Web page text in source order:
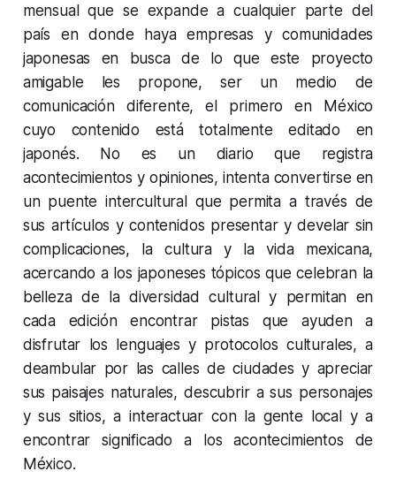
mensual que se expande a cualquier parte del
país en donde haya empresas y comunidades
japonesas en busca de lo que este proyecto
amigable les propone, ser un medio de
comunicación diferente, el primero en México
cuyo contenido está totalmente editado en
japonés. No es un diario que registra
acontecimientos y opiniones, intenta convertirse en
un puente intercultural que permita a través de
sus artículos y contenidos presentar y develar sin
complicaciones, la cultura y la vida mexicana,
acercando a los japoneses tópicos que celebran la
belleza de la diversidad cultural y permitan en
cada edición encontrar pistas que ayuden a
disfrutar los lenguajes y protocolos culturales, a
deambular por las calles de ciudades y apreciar
sus paisajes naturales, descubrir a sus personajes
y sus sitios, a interactuar con la gente local y a
encontrar significado a los acontecimientos de
México.